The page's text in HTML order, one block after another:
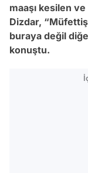
maaşı kesilen
Dizdar,
buraya değil
konuştu.